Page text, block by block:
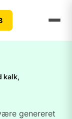
kalk,
genereret